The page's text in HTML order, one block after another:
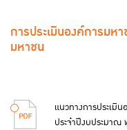
การประเมินองค์การมห
มหาชน
แนวทางการประเมิ
ประจำปีงบประมา